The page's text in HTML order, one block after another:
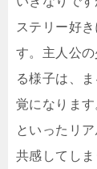
ステリー好
す。主人公
る様子は、
覚になりま
といったリ
共感してし